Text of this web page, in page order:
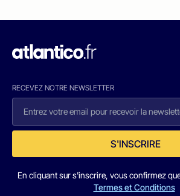
RECEVEZ NOTRE NEWSLETTER
S'INSCRIRE
En cliquant sur s'inscrire, vous confirmez
Termes et Conditions